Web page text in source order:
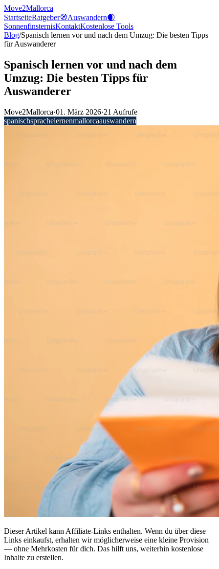
Move2Mallorca
StartseiteRatgeber🧭Auswandern🌒
SonnenfinsternisKontaktKostenlose Tools
Blog/Spanisch lernen vor und nach dem Umzug: Die besten Tipps
für Auswanderer
Spanisch lernen vor und nach dem
Umzug: Die besten Tipps für
Auswanderer
Move2Mallorca·01. März 2026·21 Aufrufe
spanischsprachelernenmallorcaauswandern
Dieser Artikel kann Affiliate-Links enthalten. Wenn du über diese
Links einkaufst, erhalten wir möglicherweise eine kleine Provision
— ohne Mehrkosten für dich. Das hilft uns, weiterhin kostenlose
Inhalte zu erstellen.